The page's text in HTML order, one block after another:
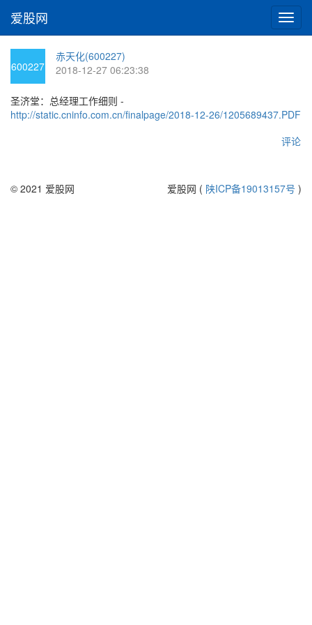
切
换
爱股网
600227
赤天化(600227)
2018-12-27 06:23:38
圣济堂：总经理工作细则 -
http://static.cninfo.com.cn/finalpage/2018-12-26/1205689437.PDF
评论
© 2021 爱股网 爱股网 ( 陕ICP备19013157号 )